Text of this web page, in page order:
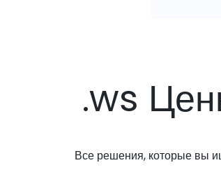
.ws
Все решения, которые вы